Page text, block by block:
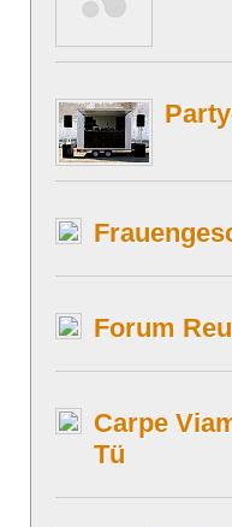
Forum
Carpe
Tü